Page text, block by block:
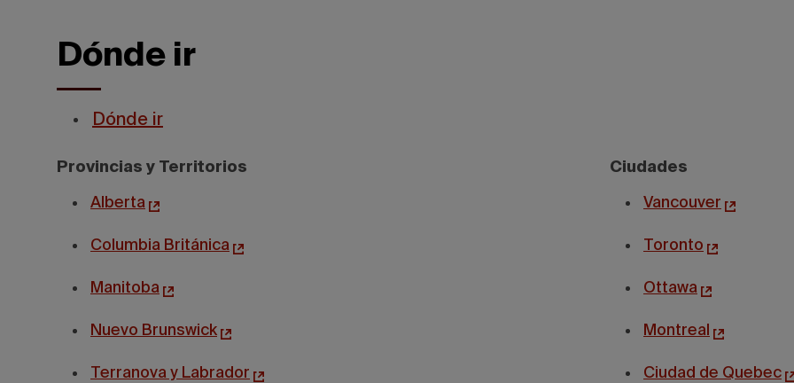
Dónde ir
Dónde ir
Provincias y Territorios
Alberta
Columbia Británica
Manitoba
Nuevo Brunswick
Terranova y Labrador
Ciudades
Vancouver
Toronto
Ottawa
Montreal
Ciudad de Quebec